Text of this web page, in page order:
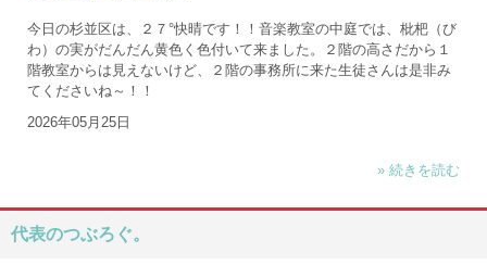
今日の杉並区は、２７°快晴です！！音楽教室の中庭では、枇杷（び
わ）の実がだんだん黄色く色付いて来ました。２階の高さだから１
階教室からは見えないけど、２階の事務所に来た生徒さんは是非み
てくださいね～！！
2026年05月25日
» 続きを読む
代表のつぶろぐ。